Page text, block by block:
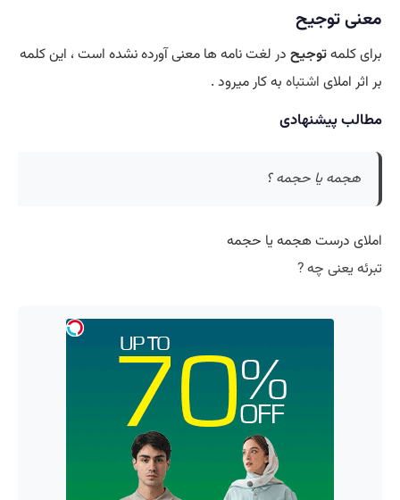
معنیتوجیح
برای کلمهتوجیح در لغت نامه ها معنی آورده نشده است ، این کلمه
بر اثر املای اشتباه به کار میرود .
مطالب پیشنهادی
هجمه یا حجمه ؟
املای درست هجمه یا حجمه
تبرئه یعنی چه ?